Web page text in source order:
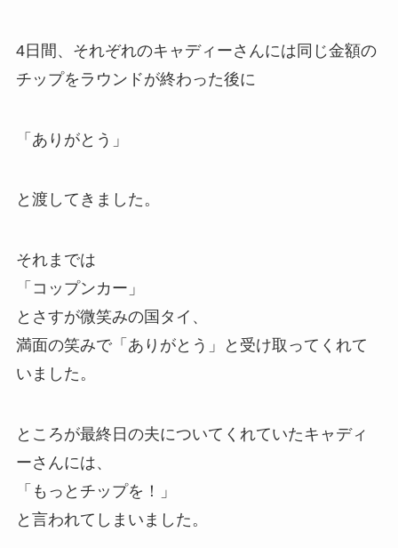
4日間、それぞれのキャディーさんには同じ金額の
チップをラウンドが終わった後に
「ありがとう」
と渡してきました。
それまでは
「コップンカー」
とさすが微笑みの国タイ、
満面の笑みで「ありがとう」と受け取ってくれて
いました。
ところが最終日の夫についてくれていたキャディ
ーさんには、
「もっとチップを！」
と言われてしまいました。